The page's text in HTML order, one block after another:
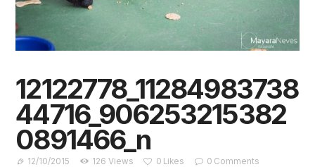
12122778_11284983738
44716_906253215382
0891466_n
12/10/2015 126 Views 0 Likes 0 Comments